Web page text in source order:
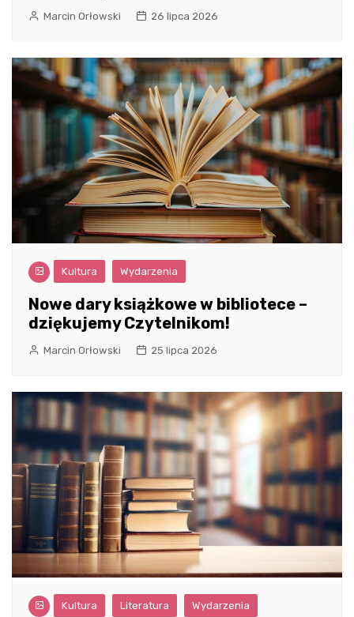
Marcin Orłowski 26 lipca 2026
Kultura Wydarzenia
Nowe dary książkowe w bibliotece –
dziękujemy Czytelnikom!
Marcin Orłowski 25 lipca 2026
Kultura Literatura Wydarzenia